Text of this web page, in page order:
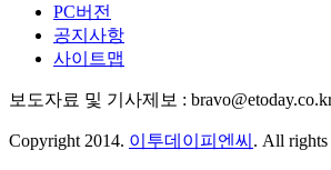
PC버전
공지사항
사이트맵
보도자료 및 기사제보 :
Copyright 2014. 이투데이피엔씨 . All rights